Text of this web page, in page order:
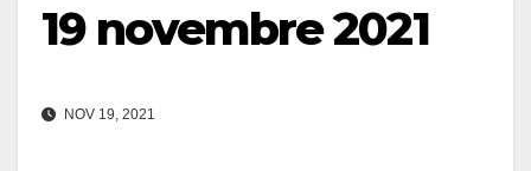
19 novembre 2021
NOV 19, 2021